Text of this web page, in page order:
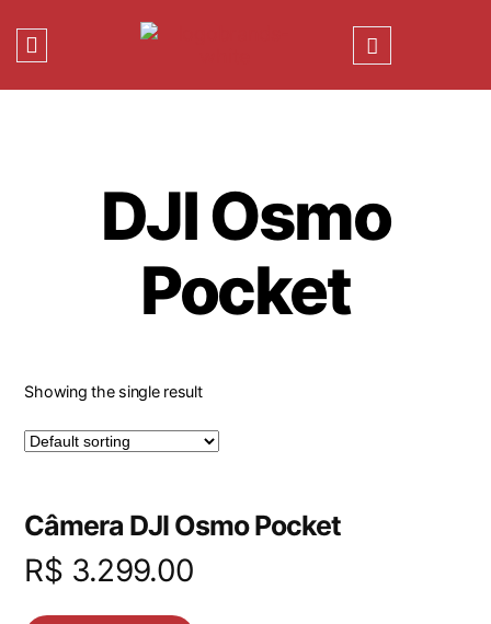
DJI Osmo
Pocket
Showing the single result
Câmera DJI Osmo Pocket
R$ 3.299.00